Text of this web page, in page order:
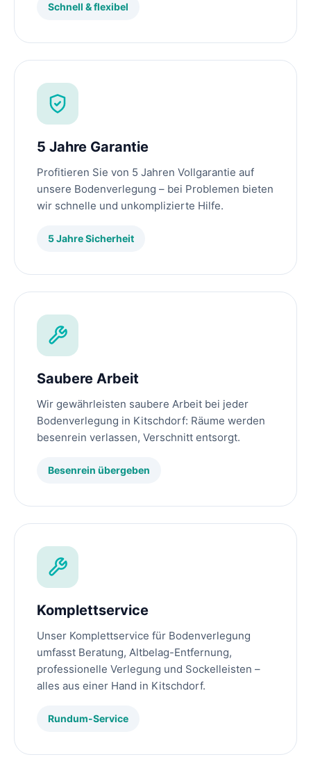
Schnell & flexibel
5 Jahre Garantie
Profitieren Sie von 5 Jahren Vollgarantie auf
unsere Bodenverlegung – bei Problemen bieten
wir schnelle und unkomplizierte Hilfe.
5 Jahre Sicherheit
Saubere Arbeit
Wir gewährleisten saubere Arbeit bei jeder
Bodenverlegung in Kitschdorf: Räume werden
besenrein verlassen, Verschnitt entsorgt.
Besenrein übergeben
Komplettservice
Unser Komplettservice für Bodenverlegung
umfasst Beratung, Altbelag-Entfernung,
professionelle Verlegung und Sockelleisten –
alles aus einer Hand in Kitschdorf.
Rundum-Service